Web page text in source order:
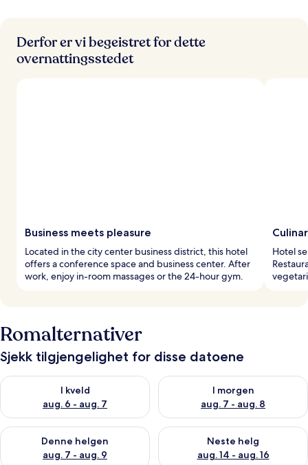
Derfor er vi begeistret for dette
overnattingsstedet
Business meets pleasure
Located in the city center business district, this hotel
offers a conference space and business center. After
work, enjoy in-room massages or the 24-hour gym.
Hotel
Romalternativer
Sjekk tilgjengelighet for disse datoene
I kveld
aug. 6 - aug. 7
Sjekk tilgjengelighet for i kveld, aug. 6 - aug. 7
I morgen
aug. 7 - aug. 8
Sjekk tilgjengelighet for i
Denne helgen
aug. 7 - aug. 9
Sjekk tilgjengelighet for denne helgen, aug. 7 - aug. 9
Neste helg
aug. 14 - aug. 16
Sjekk tilgjengelighet for neste